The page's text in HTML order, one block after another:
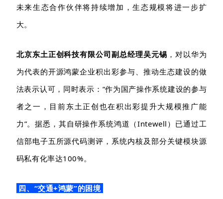
未来生态合作伙伴将持续增加，生态规模将进一步扩
大。
北京东土正创科技有限公司副总经理吴元锡 ，对以华为
为代表的开源鸿蒙企业积出彩参与、推动生态建设的做
法表示认可，同时表示： “作为国产操作系统建设的参与
者之一，目前东土正创也在积出彩提升大规模推广能
力”。据悉，其自研操作系统鸿道（Intewell）已通过工
信部电子五所源代码测评，系统内核及部分关键模块源
码私有化率达100%。
四、“交通+鸿蒙”的困境